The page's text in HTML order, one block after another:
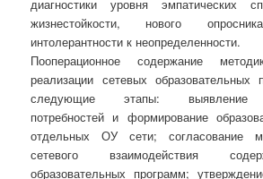
диагностики уровня эмпатических
жизнестойкости, нового
интолерантности к неопределенности.
Пооперационное содержание
реализации сетевых образовательных
следующие этапы: выявление
потребностей и формирование
отдельных ОУ сети; согласование
сетевого взаимодействия
образовательных программ;